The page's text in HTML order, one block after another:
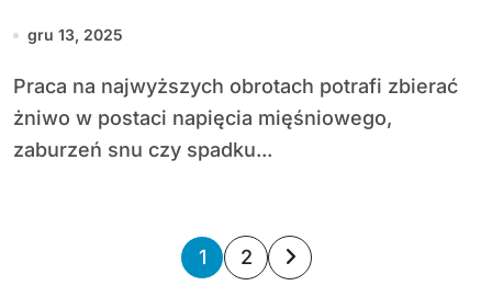
gru 13, 2025
Praca na najwyższych obrotach potrafi zbierać
żniwo w postaci napięcia mięśniowego,
zaburzeń snu czy spadku...
S1 2